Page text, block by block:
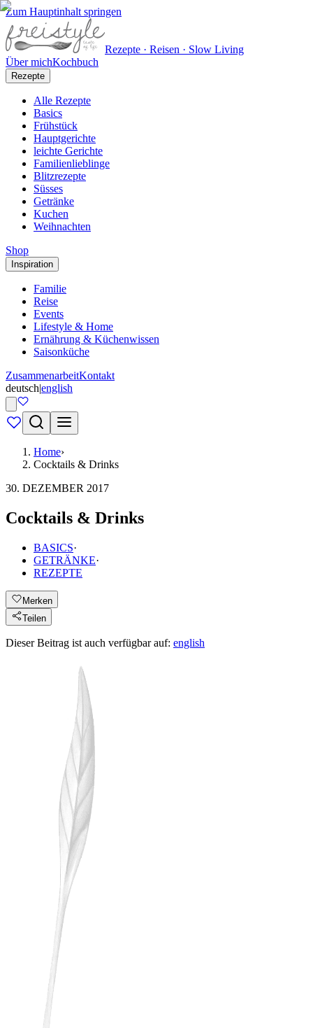
Zum Hauptinhalt springen
Rezepte · Reisen · Slow Living
Über michKochbuch
Rezepte
Alle Rezepte
Basics
Frühstück
Hauptgerichte
leichte Gerichte
Familienlieblinge
Blitzrezepte
Süsses
Getränke
Kuchen
Weihnachten
Shop
Inspiration
Familie
Reise
Events
Lifestyle & Home
Ernährung & Küchenwissen
Saisonküche
ZusammenarbeitKontakt
deutsch|english
Home›
Cocktails & Drinks
30. DEZEMBER 2017
Cocktails & Drinks
BASICS·
GETRÄNKE·
REZEPTE
Merken
Teilen
Dieser Beitrag ist auch verfügbar auf: english